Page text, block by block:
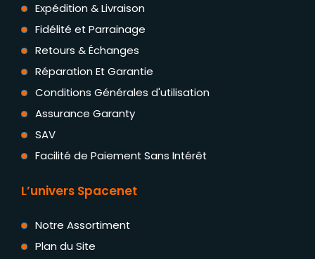
Expédition & Livraison
Fidélité et Parrainage
Retours & Échanges
Réparation Et Garantie
Conditions Générales d'utilisation
Assurance Garanty
SAV
Facilité de Paiement Sans Intérêt
L’univers Spacenet
Notre Assortiment
Plan du Site